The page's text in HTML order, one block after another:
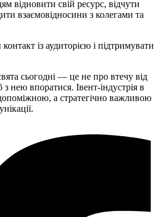
відновити свій ресурс, відчути
взаємовідносини з колегами та
із аудиторією і підтримувати
сьогодні — це не про втечу від
з нею впоратися. Івент-індустрія в
а стратегічно важливою